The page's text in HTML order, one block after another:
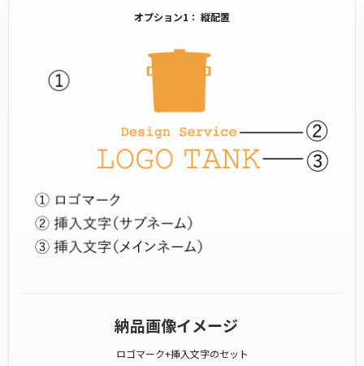
オプション1： 縦配置
納品画像イメージ
ロゴマーク+挿入文字のセット